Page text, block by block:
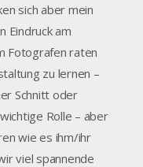
sich aber mein
Eindruck am
Fotografen raten
zu lernen –
Schnitt oder
Rolle – aber
wie es ihm/ihr
viel spannende